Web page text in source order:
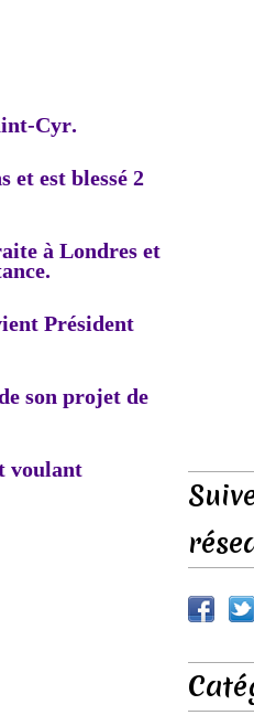
Cyr.
et est blessé 2
à Londres et
Président
son projet de
voulant